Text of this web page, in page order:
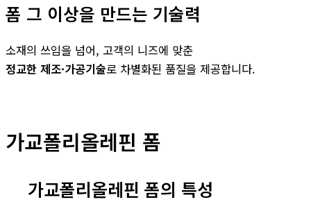
폼 그 이상을 만드는 기술력
소재의 쓰임을 넘어, 고객의 니즈에 맞춘
정교한 제조·가공기술로 차별화된 품질을 제공합니다.
가교폴리올레핀 폼
가교폴리올레핀 폼의 특성